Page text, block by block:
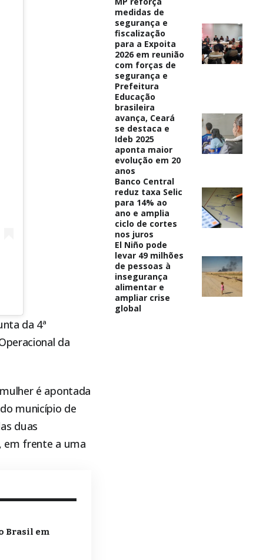
da 4ª
da
é apontada
município de
duas
em frente a uma
Brasil em
medidas de
segurança e
fiscalização
para a Expoita
2026 em reunião
com forças de
segurança e
Prefeitura
Educação
brasileira
avança, Ceará
se destaca e
Ideb 2025
aponta maior
evolução em 20
anos
Banco Central
reduz taxa Selic
para 14% ao
ano e amplia
ciclo de cortes
nos juros
El Niño pode
levar 49 milhões
de pessoas à
insegurança
alimentar e
ampliar crise
global